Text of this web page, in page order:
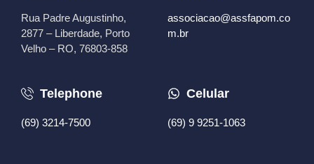
Rua Padre Augustinho,
2877 – Liberdade, Porto
Velho – RO, 76803-858
associacao@assfapom.co
m.br
Telephone
(69) 3214-7500
Celular
(69) 9 9251-1063